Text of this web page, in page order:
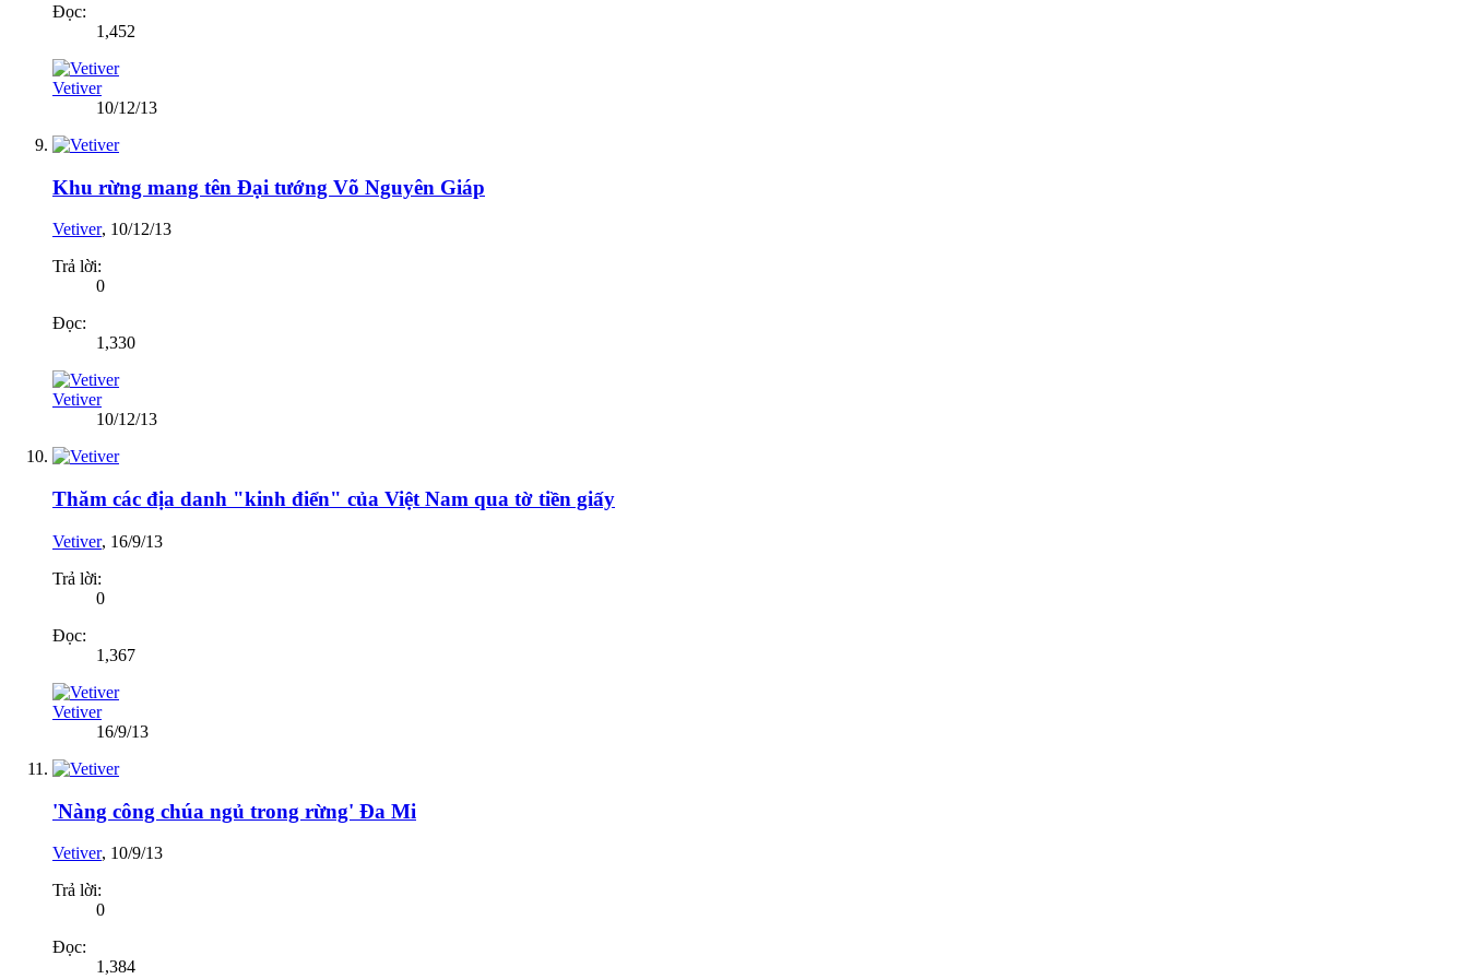
Đọc:
1,452
Vetiver
10/12/13
Khu rừng mang tên Đại tướng Võ Nguyên Giáp
Vetiver, 10/12/13
Trả lời:
0
Đọc:
1,330
Vetiver
10/12/13
Thăm các địa danh "kinh điển" của Việt Nam qua tờ tiền giấy
Vetiver, 16/9/13
Trả lời:
0
Đọc:
1,367
Vetiver
16/9/13
'Nàng công chúa ngủ trong rừng' Đa Mi
Vetiver, 10/9/13
Trả lời:
0
Đọc:
1,384